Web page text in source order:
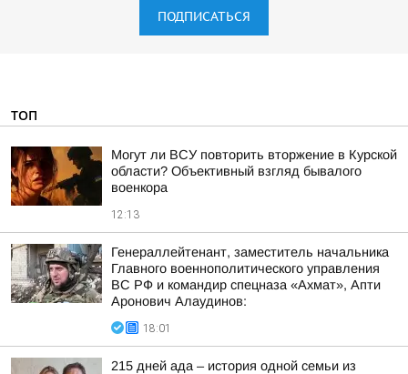
ПОДПИСАТЬСЯ
ТОП
Могут ли ВСУ повторить вторжение в Курской
области? Объективный взгляд бывалого
военкора
12:13
Генераллейтенант, заместитель начальника
Главного военнополитического управления
ВС РФ и командир спецназа «Ахмат», Апти
Аронович Алаудинов:
18:01
215 дней ада – история одной семьи из